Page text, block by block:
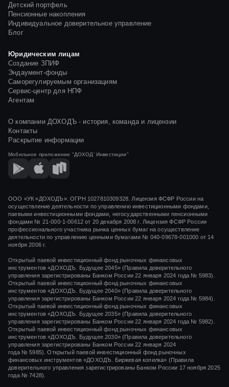
Детский портфель
Пенсионные накопления
Индивидуальное доверительное управление
Блог
Юридическим лицам
Создание ЗПИФ
Эндаумент-фонды
Саморегулируемым организациям
Сервис-центр для НПФ
Агентам
О компании ДОХОДЪ - история, команда и лицензии
Контакты
Раскрытие информации
Мобильное приложение "ДОХОД' Инвестиции"
ООО «УК «ДОХОДЪ». ОГРН 1027810309328. Лицензия ФСФР России на
осуществление деятельности по управлению инвестиционными фондами,
паевыми инвестиционными фондами, негосударственными пенсионными
фондами № 21-000-1-00612 от 20 декабря 2008 г. Лицензия ФСФР России
профессионального участника рынка ценных бумаг на осуществление
деятельности по управлению ценными бумагами № 040-09678-001000 от 14
ноября 2006 г.
Открытый паевой инвестиционный фонд рыночных финансовых
инструментов «ДОХОДЪ. Будущее 2045» (Правила доверительного
управления зарегистрированы Банком России 22 января 2024 года № 5983).
Открытый паевой инвестиционный фонд рыночных финансовых
инструментов «ДОХОДЪ. Будущее 2040» (Правила доверительного
управления зарегистрированы Банком России 22 января 2024 года № 5984).
Открытый паевой инвестиционный фонд рыночных финансовых
инструментов «ДОХОДЪ. Будущее 2035» (Правила доверительного
управления зарегистрированы Банком России 22 января 2024 года № 5982).
Открытый паевой инвестиционный фонд рыночных финансовых
инструментов «ДОХОДЪ. Будущее 2030» (Правила доверительного
управления зарегистрированы Банком России 22 января 2024
года № 5985). Открытый паевой инвестиционный фонд рыночных
финансовых инструментов «ДОХОДЪ. Биржевая копилка» (Правила
доверительного управления зарегистрированы Банком России 17 ноября 2025
года № 7428).